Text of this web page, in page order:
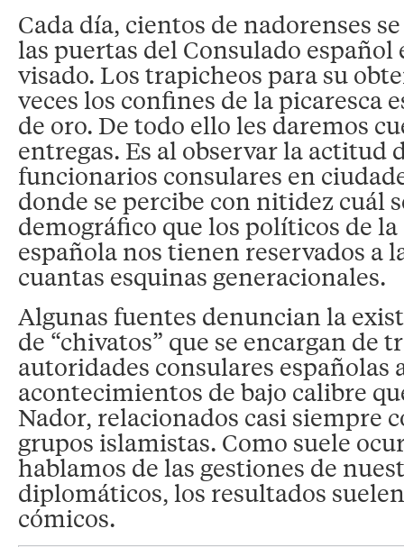
Cada día, cientos de nadorenses
las puertas del Consulado español
visado. Los trapicheos para su
veces los confines de la picaresca
de oro. De todo ello les daremos
entregas. Es al observar la actitud
funcionarios consulares en
donde se percibe con nitidez cuál
demográfico que los políticos de
española nos tienen reservados a
cuantas esquinas generacionales.
Algunas fuentes denuncian la
de “chivatos” que se encargan de
autoridades consulares españolas
acontecimientos de bajo calibre
Nador, relacionados casi siempre
grupos islamistas. Como suele
hablamos de las gestiones de
diplomáticos, los resultados
cómicos.